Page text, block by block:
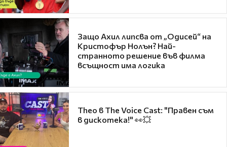
Защо Ахил липсва от „Одисей“ на
Кристофър Нолън? Най-
странното решение във филма
всъщност има логика
Theo в The Voice Cast: "Правен съм
в дискотека!" 👀💥